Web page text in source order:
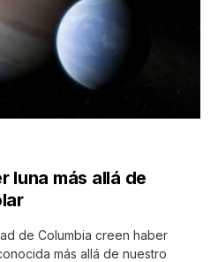
luna más allá de
de Columbia creen haber
más allá de nuestro